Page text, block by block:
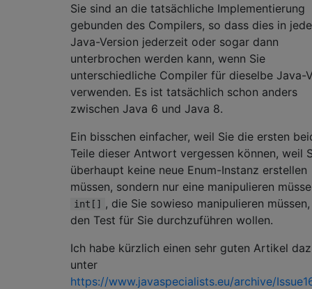
Sie sind an die tatsächliche Implementierung
gebunden des Compilers, so dass dies in
Java-Version jederzeit oder sogar dann
unterbrochen werden kann, wenn Sie
unterschiedliche Compiler für dieselbe Java-
verwenden. Es ist tatsächlich schon anders
zwischen Java 6 und Java 8.
Ein bisschen einfacher, weil Sie die ersten
Teile dieser Antwort vergessen können, weil
überhaupt keine neue Enum-Instanz erstellen
müssen, sondern nur eine manipulieren
int[] , die Sie sowieso manipulieren
den Test für Sie durchzuführen wollen.
Ich habe kürzlich einen sehr guten Artikel
unter
https://www.javaspecialists.eu/archive/